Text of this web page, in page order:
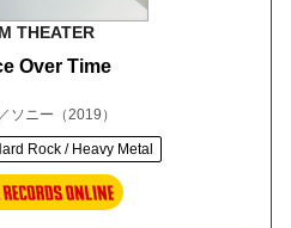
THEATER
Over Time
ソニー （2019）
Rock / Heavy Metal